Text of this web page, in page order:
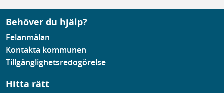
Behöver du hjälp?
Felanmälan
Kontakta kommunen
Tillgänglighetsredogörelse
Hitta rätt